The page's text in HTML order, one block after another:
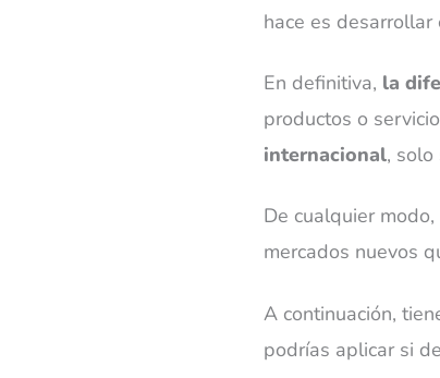
hace es
En definitiva, la
productos o
internacional,
De cualquier
mercados nuevos
A continuación,
podrías aplicar si